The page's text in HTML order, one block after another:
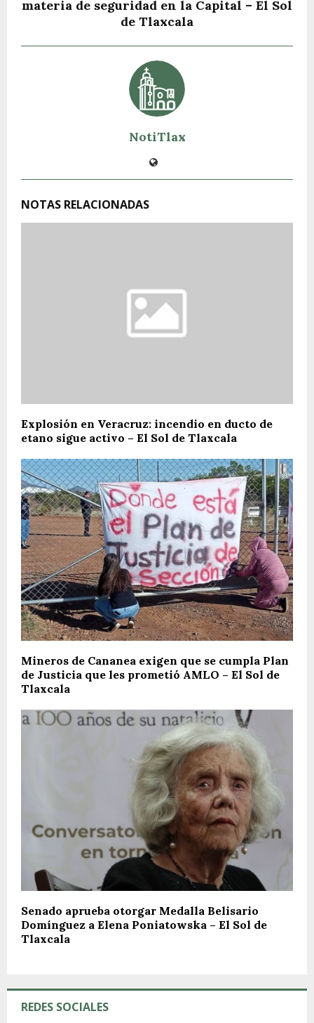
materia de seguridad en la Capital – El Sol
de Tlaxcala
NotiTlax
NOTAS RELACIONADAS
Explosión en Veracruz: incendio en ducto de
etano sigue activo – El Sol de Tlaxcala
Mineros de Cananea exigen que se cumpla Plan
de Justicia que les prometió AMLO – El Sol de
Tlaxcala
Senado aprueba otorgar Medalla Belisario
Domínguez a Elena Poniatowska – El Sol de
Tlaxcala
REDES SOCIALES